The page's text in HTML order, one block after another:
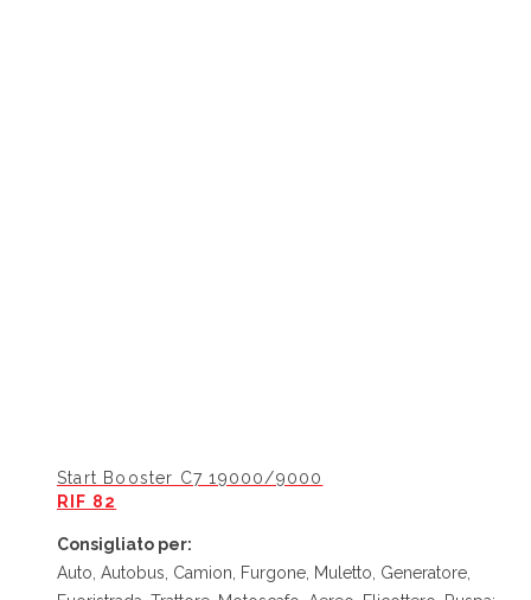
Start Booster C7 19000/9000
RIF 82
Consigliato per:
Auto, Autobus, Camion, Furgone, Muletto, Generatore,